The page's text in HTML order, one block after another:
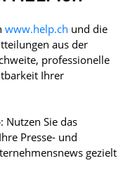
www.help.ch und die
aus der
professionelle
Ihrer
Nutzen Sie das
Presse- und
gezielt